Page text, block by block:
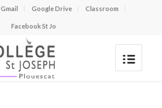
Gmail Google Drive Classroom
Facebook St Jo